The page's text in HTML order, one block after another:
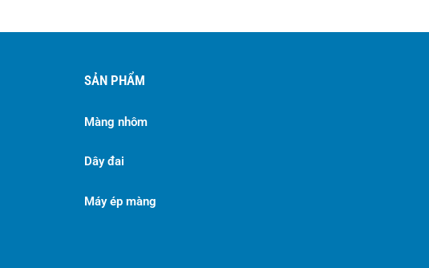
SẢN PHẨM
Màng nhôm
Dây đai
Máy ép màng